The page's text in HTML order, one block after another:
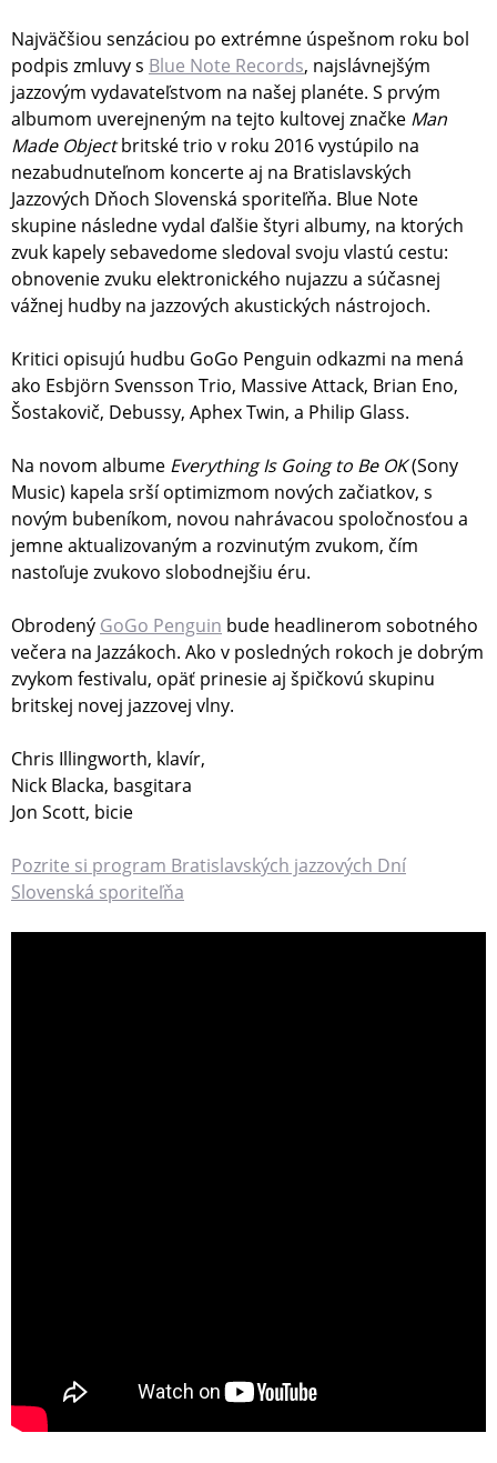
Najväčšiou senzáciou po extrémne úspešnom roku bol
podpis zmluvy s Blue Note Records, najslávnejšým
jazzovým vydavateľstvom na našej planéte. S prvým
albumom uverejneným na tejto kultovej značke Man
Made Objectbritské trio v roku 2016 vystúpilo na
nezabudnuteľnom koncerte aj na Bratislavských
Jazzových Dňoch Slovenská sporiteľňa. Blue Note
skupine následne vydal ďalšie štyri albumy, na ktorých
zvuk kapely sebavedome sledoval svoju vlastú cestu:
obnovenie zvuku elektronického nujazzu a súčasnej
vážnej hudby na jazzových akustických nástrojoch.
Kritici opisujú hudbu GoGo Penguin odkazmi na mená
ako Esbjörn Svensson Trio, Massive Attack, Brian Eno,
Šostakovič, Debussy, Aphex Twin, a Philip Glass.
Na novom albume Everything Is Going to Be OK(Sony
Music) kapela srší optimizmom nových začiatkov, s
novým bubeníkom, novou nahrávacou spoločnosťou a
jemne aktualizovaným a rozvinutým zvukom, čím
nastoľuje zvukovo slobodnejšiu éru.
Obrodený GoGo Penguin bude headlinerom sobotného
večera na Jazzákoch. Ako v posledných rokoch je dobrým
zvykom festivalu, opäť prinesie aj špičkovú skupinu
britskej novej jazzovej vlny.
Chris Illingworth, klavír,
Nick Blacka, basgitara
Jon Scott, bicie
Pozrite si program Bratislavských jazzových Dní
Slovenská sporiteľňa